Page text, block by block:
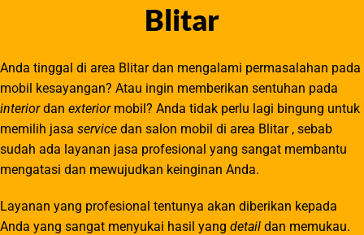
Blitar
Anda tinggal di area Blitar dan mengalami permasalahan pada
mobil kesayangan? Atau ingin memberikan sentuhan pada
interiordan exterior mobil? Anda tidak perlu lagi bingung untuk
memilih jasa service dan salon mobil di area Blitar , sebab
sudah ada layanan jasa profesional yang sangat membantu
mengatasi dan mewujudkan keinginan Anda.
Layanan yang profesional tentunya akan diberikan kepada
Anda yang sangat menyukai hasil yang detail dan memukau.